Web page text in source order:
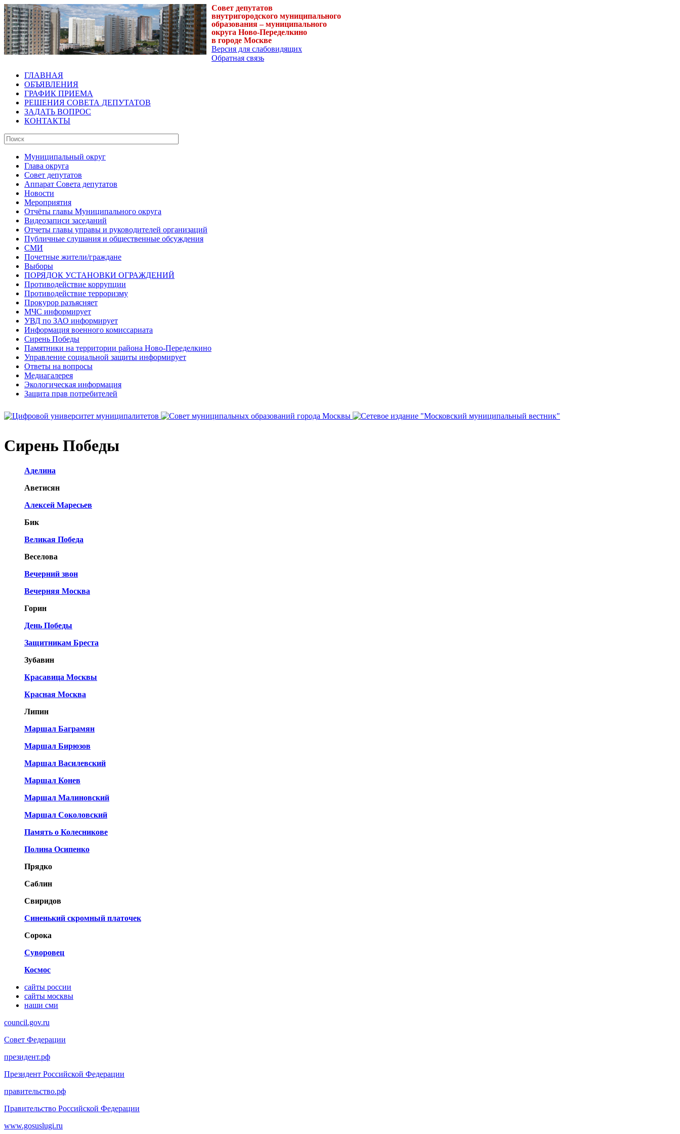
Совет депутатов
внутригородского муниципального
образования – муниципального
округа Ново-Переделкино
в городе Москве
Версия для слабовидящих
Обратная связь
ГЛАВНАЯ
ОБЪЯВЛЕНИЯ
ГРАФИК ПРИЕМА
РЕШЕНИЯ СОВЕТА ДЕПУТАТОВ
ЗАДАТЬ ВОПРОС
КОНТАКТЫ
Муниципальный округ
Глава округа
Совет депутатов
Аппарат Совета депутатов
Новости
Мероприятия
Отчёты главы Муниципального округа
Видеозаписи заседаний
Отчеты главы управы и руководителей организаций
Публичные слушания и общественные обсуждения
СМИ
Почетные жители/граждане
Выборы
ПОРЯДОК УСТАНОВКИ ОГРАЖДЕНИЙ
Противодействие коррупции
Противодействие терроризму
Прокурор разъясняет
МЧС информирует
УВД по ЗАО информирует
Информация военного комиссариата
Сирень Победы
Памятники на территории района Ново-Переделкино
Управление социальной защиты информирует
Ответы на вопросы
Медиагалерея
Экологическая информация
Защита прав потребителей
Сирень Победы
Аделина
Аветисян
Алексей Маресьев
Бик
Великая Победа
Веселова
Вечерний звон
Вечерняя Москва
Горин
День Победы
Защитникам Бреста
Зубавин
Красавица Москвы
Красная Москва
Липин
Маршал Баграмян
Маршал Бирюзов
Маршал Василевский
Маршал Конев
Маршал Малиновский
Маршал Соколовский
Память о Колесникове
Полина Осипенко
Прядко
Саблин
Свиридов
Синенький скромный платочек
Сорока
Суворовец
Космос
сайты россии
сайты москвы
наши сми
council.gov.ru
Совет Федерации
президент.рф
Президент Российской Федерации
правительство.рф
Правительство Российской Федерации
www.gosuslugi.ru